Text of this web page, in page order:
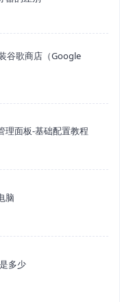
谷歌商店（Google
理面板-基础配置教程
脑
多少